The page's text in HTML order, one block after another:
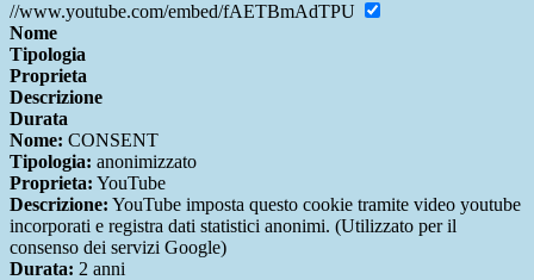
//www.youtube.com/embed/fAETBmAdTPU
Nome
Tipologia
Proprieta
Descrizione
Durata
Nome: CONSENT
Tipologia: anonimizzato
Proprieta: YouTube
Descrizione: YouTube imposta questo cookie tramite video youtube
incorporati e registra dati statistici anonimi. (Utilizzato per il
consenso dei servizi Google)
Durata: 2 anni